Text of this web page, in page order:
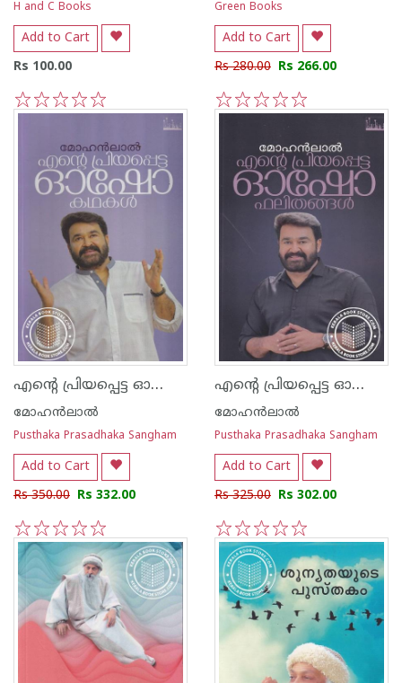
H and C Books
Add to Cart
Rs 100.00
5
4
3
2
1
Green Books
Add to Cart
Rs 280.00 Rs 266.00
5
4
3
2
1
എന്റെ പ്രിയപ്പെട്ട ഓഷോ കഥകള്‍
മോഹന്‍ലാല്‍
Pusthaka Prasadhaka Sangham
Add to Cart
Rs 350.00 Rs 332.00
5
4
3
2
1
എന്റെ പ്രിയപ്പെട്ട ഓഷോ ഫലിതങ്ങള്‍
മോഹന്‍ലാല്‍
Pusthaka Prasadhaka Sangham
Add to Cart
Rs 325.00 Rs 302.00
5
4
3
2
1